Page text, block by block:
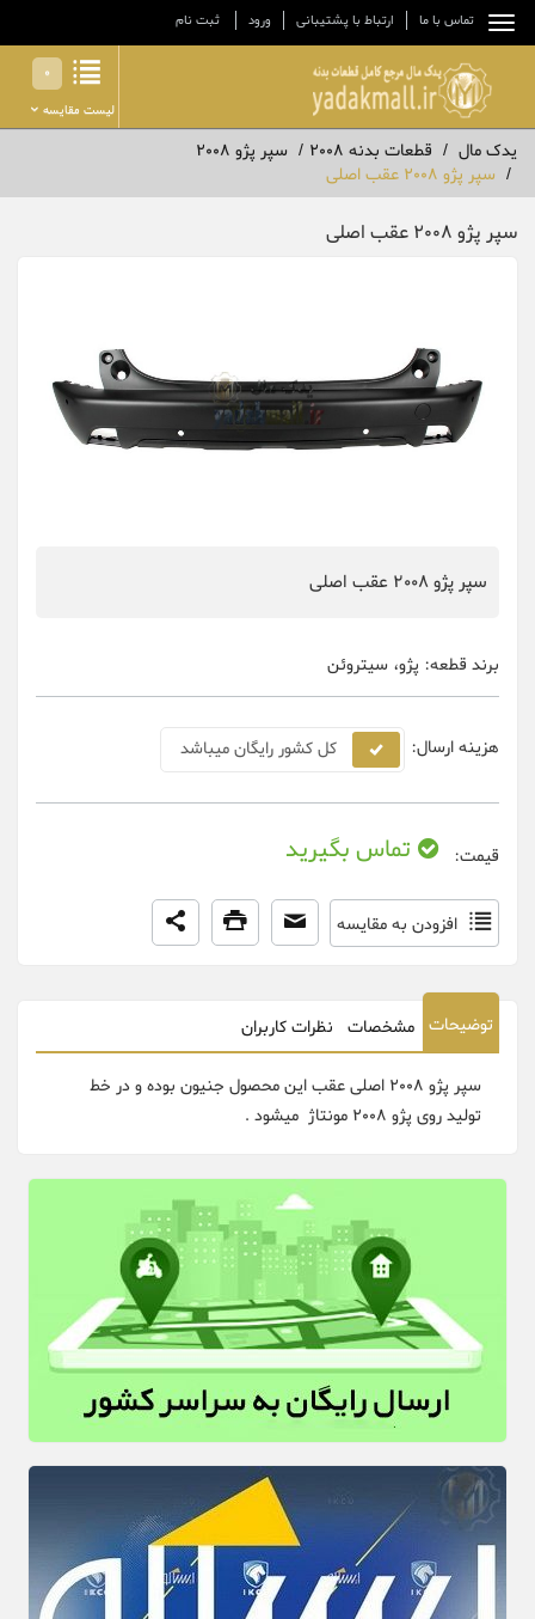
تماس با ما ارتباط با پشتیبانی ورود ثبت نام
0
لیست مقایسه
یدک مال قطعات بدنه 2008
سپر پژو 2008
سپر پژو 2008 عقب اصلی
سپر پژو 2008 عقب اصلی
سپر پژو 2008 عقب اصلی
برند قطعه: پژو، سیتروئن
هزینه ارسال: کل کشور رایگان میباشد
قیمت: تماس بگیرید
افزودن به مقایسه
توضیحات مشخصات نظرات کاربران
سپر پژو 2008 اصلی عقب این محصول جنیون بوده و در خط
تولید روی پژو 2008 مونتاژ میشود .